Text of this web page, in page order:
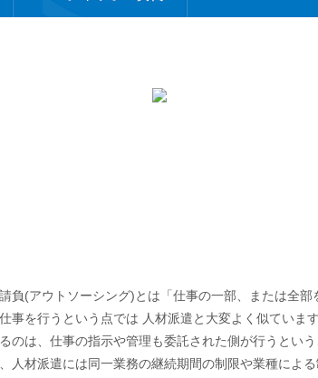
負(アウトソーシング)とは「仕事の一部、または全
事を行うという点では 人材派遣と大変よく似ています
のは、仕事の指示や管理も委託された側が行うという
人材派遣には同一業務の継続期間の制限や業種によ